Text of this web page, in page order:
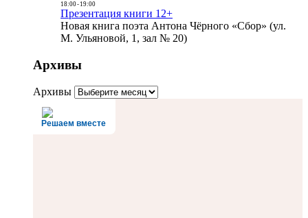
18:00- 19:00
Презентация книги 12+
Новая книга поэта Антона Чёрного «Сбор» (ул.
М. Ульяновой, 1, зал № 20)
Архивы
Архивы
Решаем вместе